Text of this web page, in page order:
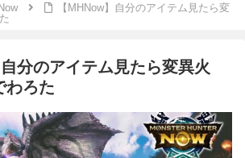
【MHNow】自分のアイテム見たら変
自分のアイテム見たら変異火
わろた